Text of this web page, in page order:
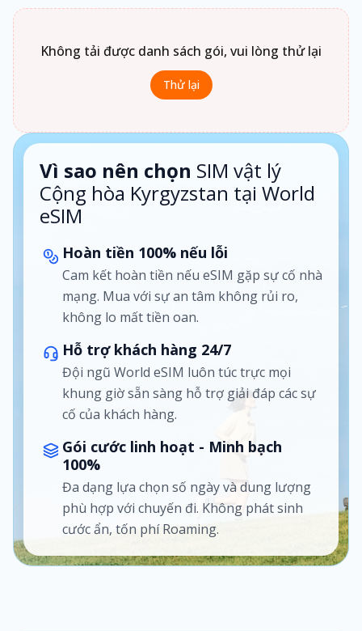
Không tải được danh sách gói, vui lòng thử lại
Thử lại
Vì sao nên chọn SIM vật lý
Cộng hòa Kyrgyzstan tại World
eSIM
Hoàn tiền 100% nếu lỗi
Cam kết hoàn tiền nếu eSIM gặp sự cố nhà
mạng. Mua với sự an tâm không rủi ro,
không lo mất tiền oan.
Hỗ trợ khách hàng 24/7
Đội ngũ World eSIM luôn túc trực mọi
khung giờ sẵn sàng hỗ trợ giải đáp các sự
cố của khách hàng.
Gói cước linh hoạt - Minh bạch
100%
Đa dạng lựa chọn số ngày và dung lượng
phù hợp với chuyến đi. Không phát sinh
cước ẩn, tốn phí Roaming.